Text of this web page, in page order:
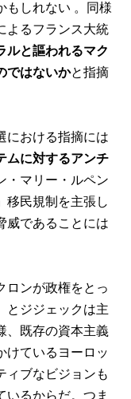
もしれない 。同様
よるフランス大統
ルと謳われるマク
ではないかと指摘
における指摘には
ムに対するアンチ
・マリー・ルペン
移民規制を主張し
威であることには
ロンが政権をとっ
とジジェックは主
、既存の資本主義
けているヨーロッ
ィブなビジョンも
いるからだ。つま